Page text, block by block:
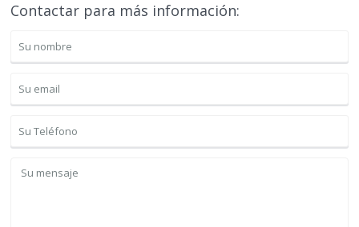
Contactar para más información: